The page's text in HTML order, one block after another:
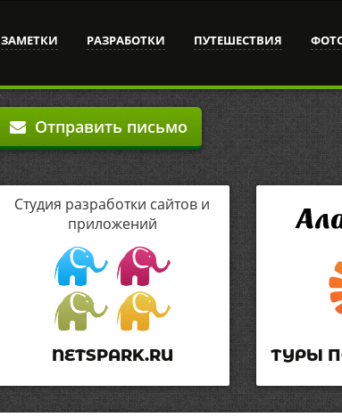
ЗАМЕТКИ РАЗРАБОТКИ ПУТЕШЕСТВИЯ
Отправить письмо
Студия разработки сайтов и
приложений
NETSPARK.RU ТУРЫ